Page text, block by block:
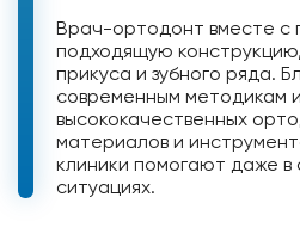
Врач-ортодонт вместе с
подходящую
прикуса и зубного ряда.
современным методикам
высококачественных
материалов и
клиники помогают даже в
ситуациях.